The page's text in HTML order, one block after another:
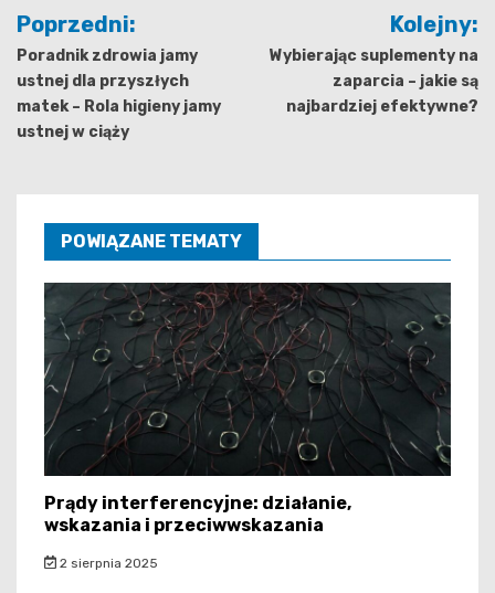
Nawigacja
wpisu
Poprzedni:
Poradnik zdrowia jamy
ustnej dla przyszłych
matek – Rola higieny jamy
ustnej w ciąży
Kolejny:
Wybierając suplementy na
zaparcia – jakie są
najbardziej efektywne?
POWIĄZANE TEMATY
Prądy interferencyjne: działanie,
wskazania i przeciwwskazania
2 sierpnia 2025